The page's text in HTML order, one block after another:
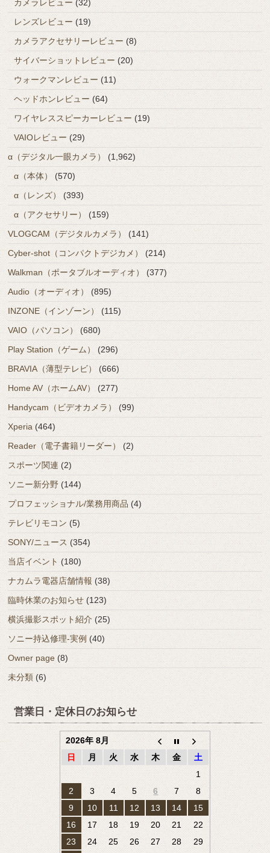
カメラレビュー (32)
レンズレビュー (19)
カメラアクセサリーレビュー (8)
サイバーショットレビュー (20)
ウォークマンレビュー (11)
ヘッドホンレビュー (64)
ワイヤレススピーカーレビュー (19)
VAIOレビュー (29)
α（デジタル一眼カメラ）
(1,962)
α（本体）
(570)
α（レンズ）
(393)
α（アクセサリー）
(159)
VLOGCAM（デジタルカメラ）
(141)
Cyber-shot（コンパクトデジカメ）
(214)
Walkman（ポータブルオーディオ）
(377)
Audio（オーディオ）
(895)
INZONE（インゾーン）
(115)
VAIO（パソコン）
(680)
Play Station（ゲーム） (296)
BRAVIA（薄型テレビ）
(666)
Home AV（ホームAV）
(277)
Handycam（ビデオカメラ）
(99)
Xperia (464)
Reader（電子書籍リーダー）
(2)
スポーツ関連 (2)
ソニー新分野 (144)
プロフェッショナル/業務用商品 (4)
テレビリモコン (5)
SONY/ニュース (354)
当店イベント (180)
ナカムラ電器店舗情報 (38)
臨時休業のお知らせ (123)
横浜撮影スポット紹介 (25)
ソニー持込修理-実例 (40)
Owner page (8)
未分類 (6)
営業日・定休日のお知らせ
2026年 8月
日
月 火 水 木 金
土
1
2
3 4 5 6 7
8
9
10 11 12 13 14
15
16
17 18 19 20 21
22
23
24 25 26 27 28
29